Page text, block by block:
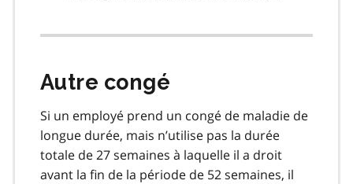
Autre congé
Si un employé prend un congé de maladie de
longue durée, mais n’utilise pas la durée
totale de 27 semaines à laquelle il a droit
avant la fin de la période de 52 semaines, il